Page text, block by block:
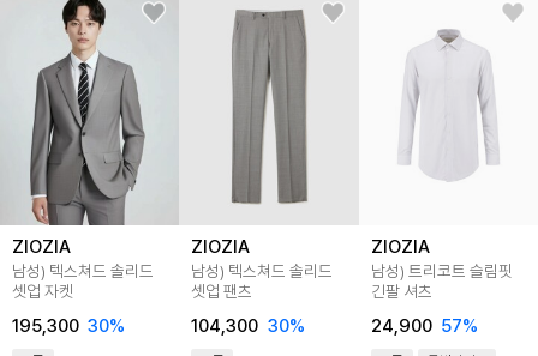
ZIOZIA
남성) 텍스쳐드 솔리드
셋업 자켓
195,300 30%
ZIOZIA
남성) 텍스쳐드 솔리드
셋업 팬츠
104,300 30%
ZIOZIA
남성) 트리코트 슬림핏
긴팔 셔츠
24,900 57%